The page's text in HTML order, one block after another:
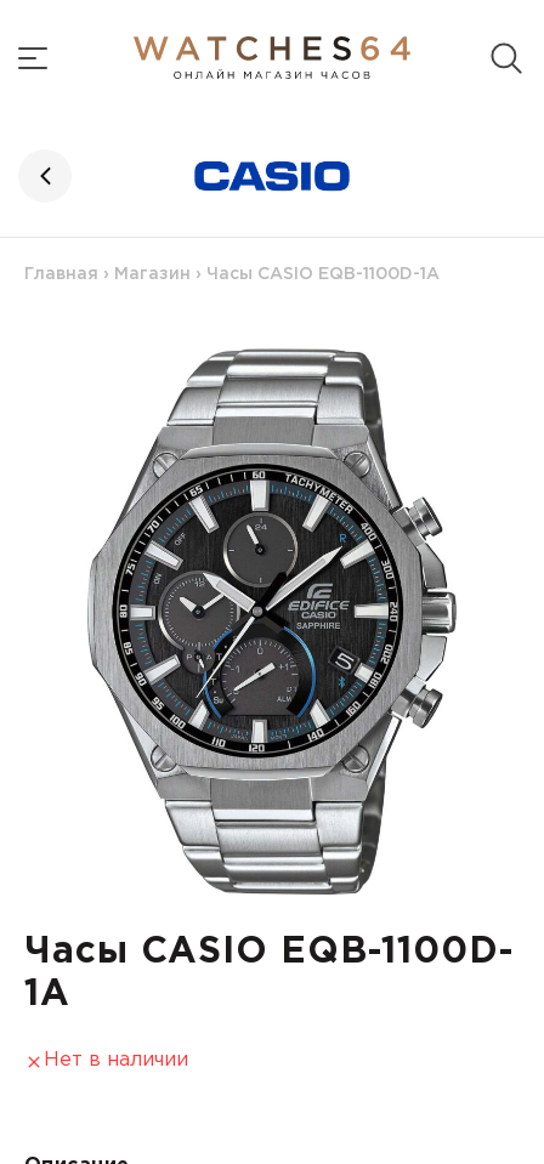
Главная › Магазин › Часы CASIO EQB-1100D-1A
Часы CASIO EQB-1100D-
1A
Нет в наличии